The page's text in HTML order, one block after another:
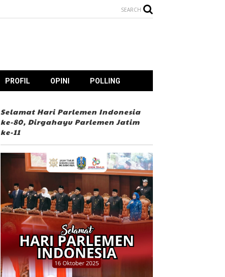
SEARCH
PROFIL OPINI POLLING
Selamat Hari Parlemen Indonesia
ke-80, Dirgahayu Parlemen Jatim
ke-11